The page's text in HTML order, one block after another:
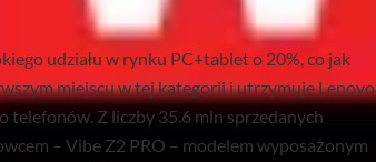
udziału w rynku PC+tablet o 20%, co jak
miejscu w tej kategorii i utrzymuje Lenovo
telefonów. Z liczby 35.6 mln sprzedanych
– Vibe Z2 PRO – modelem wyposażonym